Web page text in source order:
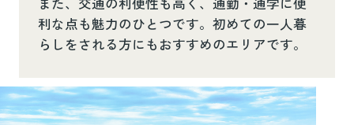
利な点も魅力のひとつです。初めての一人暮
らしをされる方にもおすすめのエリアです。